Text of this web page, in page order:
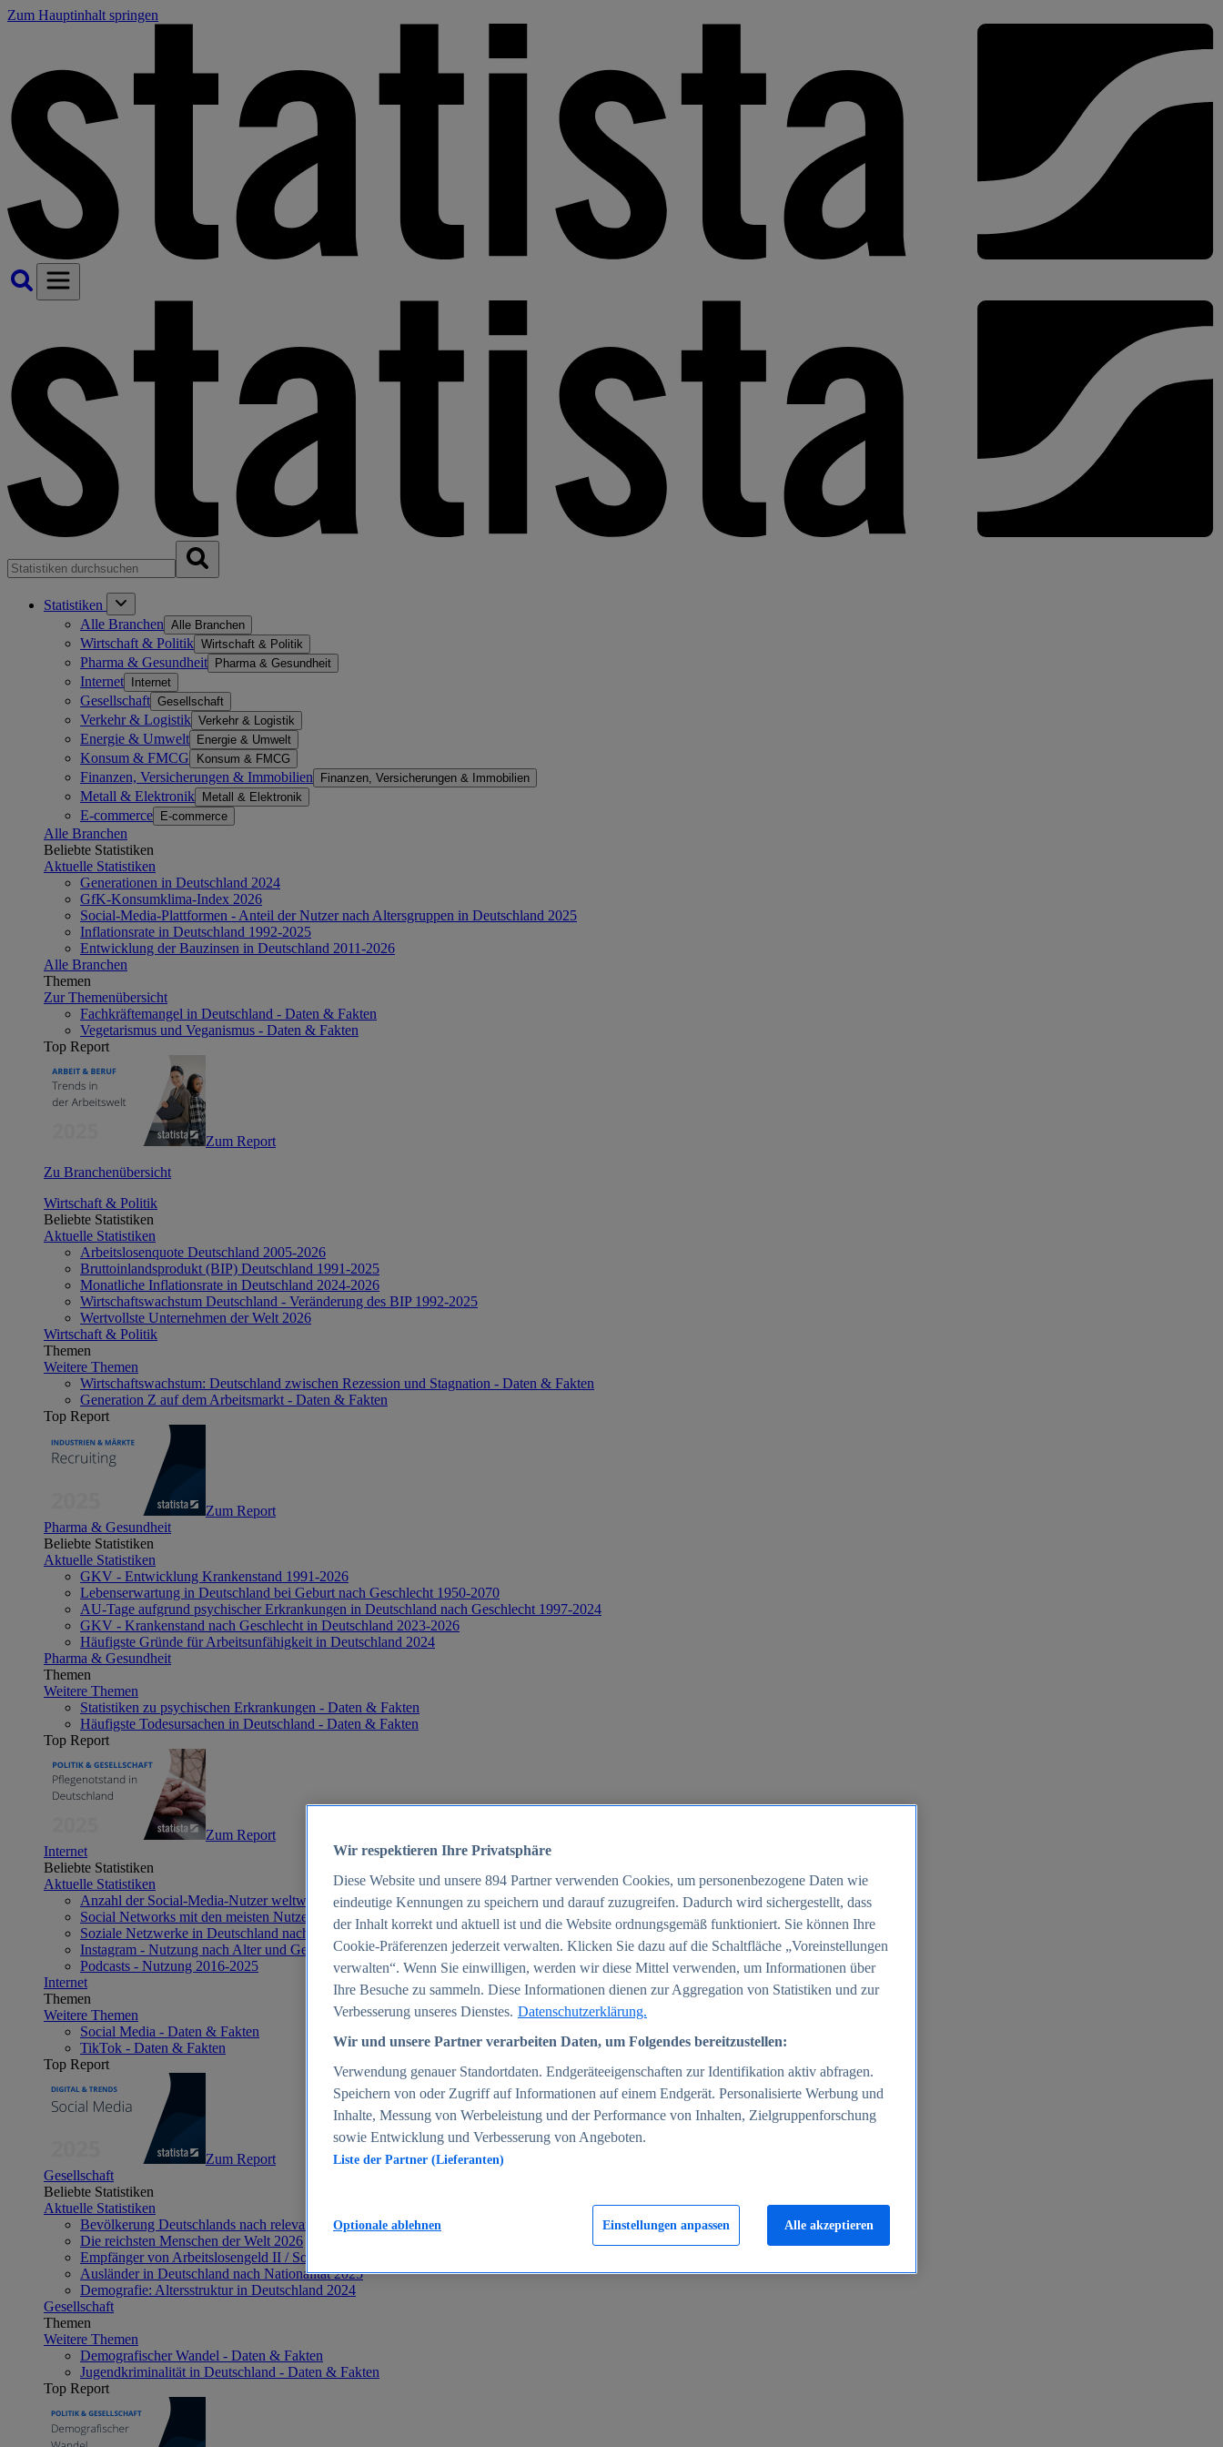
Zum Hauptinhalt springen
Statistiken
Alle Branchen Alle Branchen
Wirtschaft & Politik Wirtschaft & Politik
Pharma & Gesundheit Pharma & Gesundheit
Internet Internet
Gesellschaft Gesellschaft
Verkehr & Logistik Verkehr & Logistik
Energie & Umwelt Energie & Umwelt
Konsum & FMCG Konsum & FMCG
Finanzen, Versicherungen & Immobilien Finanzen, Versicherungen & Immobilien
Metall & Elektronik Metall & Elektronik
E-commerce E-commerce
Alle Branchen
Beliebte Statistiken
Aktuelle Statistiken
Generationen in Deutschland 2024
GfK-Konsumklima-Index 2026
Social-Media-Plattformen - Anteil der Nutzer nach Altersgruppen in Deutschland 2025
Inflationsrate in Deutschland 1992-2025
Entwicklung der Bauzinsen in Deutschland 2011-2026
Alle Branchen
Themen
Zur Themenübersicht
Fachkräftemangel in Deutschland - Daten & Fakten
Vegetarismus und Veganismus - Daten & Fakten
Top Report
Zum Report
Zu Branchenübersicht
Wirtschaft & Politik
Beliebte Statistiken
Aktuelle Statistiken
Arbeitslosenquote Deutschland 2005-2026
Bruttoinlandsprodukt (BIP) Deutschland 1991-2025
Monatliche Inflationsrate in Deutschland 2024-2026
Wirtschaftswachstum Deutschland - Veränderung des BIP 1992-2025
Wertvollste Unternehmen der Welt 2026
Wirtschaft & Politik
Themen
Weitere Themen
Wirtschaftswachstum: Deutschland zwischen Rezession und Stagnation - Daten & Fakten
Generation Z auf dem Arbeitsmarkt - Daten & Fakten
Top Report
Zum Report
Pharma & Gesundheit
Beliebte Statistiken
Aktuelle Statistiken
GKV - Entwicklung Krankenstand 1991-2026
Lebenserwartung in Deutschland bei Geburt nach Geschlecht 1950-2070
AU-Tage aufgrund psychischer Erkrankungen in Deutschland nach Geschlecht 1997-2024
GKV - Krankenstand nach Geschlecht in Deutschland 2023-2026
Häufigste Gründe für Arbeitsunfähigkeit in Deutschland 2024
Pharma & Gesundheit
Themen
Weitere Themen
Statistiken zu psychischen Erkrankungen - Daten & Fakten
Häufigste Todesursachen in Deutschland - Daten & Fakten
Top Report
Zum Report
Internet
Beliebte Statistiken
Aktuelle Statistiken
Anzahl der Social-Media-Nutzer weltweit 2012-2025
Social Networks mit den meisten Nutzern weltweit 2025
Soziale Netzwerke in Deutschland nach Generationen 2025
Instagram - Nutzung nach Alter und Geschlecht in Deutschland 2025
Podcasts - Nutzung 2016-2025
Internet
Themen
Weitere Themen
Social Media - Daten & Fakten
TikTok - Daten & Fakten
Top Report
Zum Report
Gesellschaft
Beliebte Statistiken
Aktuelle Statistiken
Bevölkerung Deutschlands nach relevanten Altersgruppen 2024
Die reichsten Menschen der Welt 2026
Empfänger von Arbeitslosengeld II / Sozialgeld / Bürgergeld in Deutschland 2005-2025
Ausländer in Deutschland nach Nationalität 2025
Demografie: Altersstruktur in Deutschland 2024
Gesellschaft
Themen
Weitere Themen
Demografischer Wandel - Daten & Fakten
Jugendkriminalität in Deutschland - Daten & Fakten
Top Report
Wir respektieren Ihre Privatsphäre
Diese Website und unsere 894 Partner verwenden Cookies, um personenbezogene Daten wie
eindeutige Kennungen zu speichern und darauf zuzugreifen. Dadurch wird sichergestellt, dass
der Inhalt korrekt und aktuell ist und die Website ordnungsgemäß funktioniert. Sie können Ihre
Cookie-Präferenzen jederzeit verwalten. Klicken Sie dazu auf die Schaltfläche „Voreinstellungen
verwalten“. Wenn Sie einwilligen, werden wir diese Mittel verwenden, um Informationen über
Ihre Besuche zu sammeln. Diese Informationen dienen zur Aggregation von Statistiken und zur
Verbesserung unseres Dienstes. Datenschutzerklärung.
Wir und unsere Partner verarbeiten Daten, um Folgendes bereitzustellen:
Verwendung genauer Standortdaten. Endgeräteeigenschaften zur Identifikation aktiv abfragen.
Speichern von oder Zugriff auf Informationen auf einem Endgerät. Personalisierte Werbung und
Inhalte, Messung von Werbeleistung und der Performance von Inhalten, Zielgruppenforschung
sowie Entwicklung und Verbesserung von Angeboten.
Liste der Partner (Lieferanten)
Einstellungen anpassen
Optionale ablehnen Alle akzeptieren